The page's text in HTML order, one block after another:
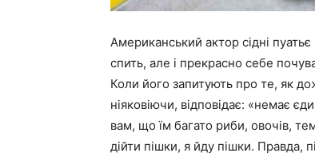
Американський актор сідні
спить, але і прекрасно себе
Коли його запитують про те, як
ніяковіючи, відповідає: «немає
вам, що їм багато риби, овочів,
дійти пішки, я йду пішки. Правда,